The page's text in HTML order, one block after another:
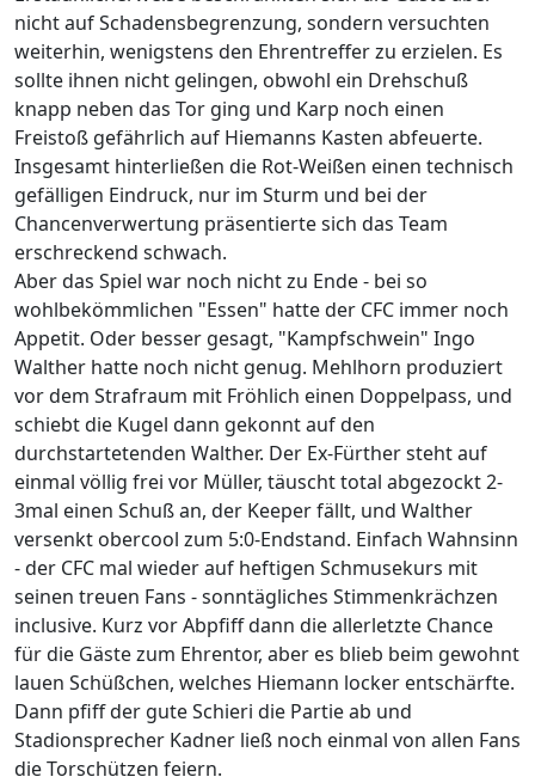
nicht auf Schadensbegrenzung, sondern versuchten
weiterhin, wenigstens den Ehrentreffer zu erzielen. Es
sollte ihnen nicht gelingen, obwohl ein Drehschuß
knapp neben das Tor ging und Karp noch einen
Freistoß gefährlich auf Hiemanns Kasten abfeuerte.
Insgesamt hinterließen die Rot-Weißen einen technisch
gefälligen Eindruck, nur im Sturm und bei der
Chancenverwertung präsentierte sich das Team
erschreckend schwach.
Aber das Spiel war noch nicht zu Ende - bei so
wohlbekömmlichen "Essen" hatte der CFC immer noch
Appetit. Oder besser gesagt, "Kampfschwein" Ingo
Walther hatte noch nicht genug. Mehlhorn produziert
vor dem Strafraum mit Fröhlich einen Doppelpass, und
schiebt die Kugel dann gekonnt auf den
durchstartetenden Walther. Der Ex-Fürther steht auf
einmal völlig frei vor Müller, täuscht total abgezockt 2-
3mal einen Schuß an, der Keeper fällt, und Walther
versenkt obercool zum 5:0-Endstand. Einfach Wahnsinn
- der CFC mal wieder auf heftigen Schmusekurs mit
seinen treuen Fans - sonntägliches Stimmenkrächzen
inclusive. Kurz vor Abpfiff dann die allerletzte Chance
für die Gäste zum Ehrentor, aber es blieb beim gewohnt
lauen Schüßchen, welches Hiemann locker entschärfte.
Dann pfiff der gute Schieri die Partie ab und
Stadionsprecher Kadner ließ noch einmal von allen Fans
die Torschützen feiern.